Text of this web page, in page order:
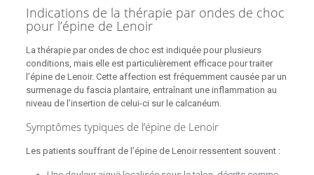
Indications de la thérapie par ondes de choc
pour l’épine de Lenoir
La thérapie par ondes de choc est indiquée pour plusieurs
conditions, mais elle est particulièrement efficace pour traiter
l’épine de Lenoir. Cette affection est fréquemment causée par un
surmenage du fascia plantaire, entraînant une inflammation au
niveau de l’insertion de celui-ci sur le calcanéum.
Symptômes typiques de l’épine de Lenoir
Les patients souffrant de l’épine de Lenoir ressentent souvent :